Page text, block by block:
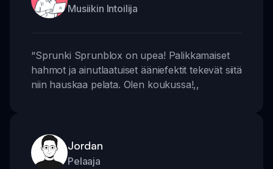
Musiikin Intoilija
“Sprunki Sprunblox on upea! Palikkamaiset
hahmot ja ainutlaatuiset ääniefektit tekevät siitä
niin hauskaa pelata. Olen koukussa!,,
Jordan
Pelaaja